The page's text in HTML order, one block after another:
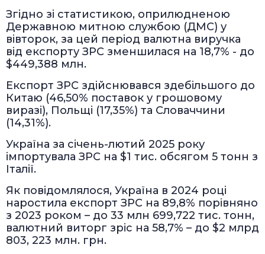
Згідно зі статистикою, оприлюдненою
Державною митною службою (ДМС) у
вівторок, за цей період валютна виручка
від експорту ЗРС зменшилася на 18,7% - до
$449,388 млн.
Експорт ЗРС здійснювався здебільшого до
Китаю (46,50% поставок у грошовому
виразі), Польщі (17,35%) та Словаччини
(14,31%).
Україна за січень-лютий 2025 року
імпортувала ЗРС на $1 тис. обсягом 5 тонн з
Італії.
Як повідомлялося, Україна в 2024 році
наростила експорт ЗРС на 89,8% порівняно
з 2023 роком – до 33 млн 699,722 тис. тонн,
валютний виторг зріс на 58,7% – до $2 млрд
803, 223 млн. грн.